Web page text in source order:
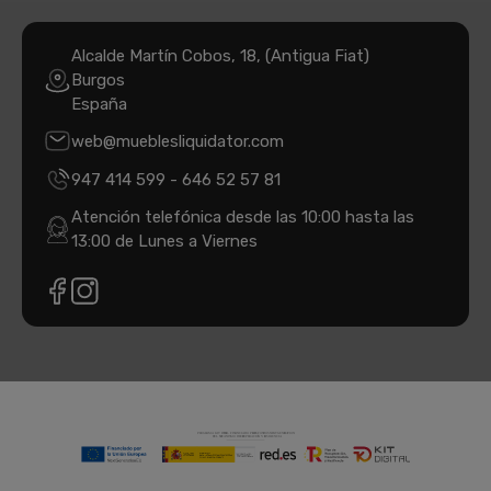
Alcalde Martín Cobos, 18, (Antigua Fiat)
Burgos
España
web@mueblesliquidator.com
947 414 599 - 646 52 57 81
Atención telefónica desde las 10:00 hasta las
13:00 de Lunes a Viernes